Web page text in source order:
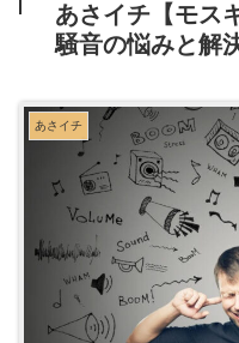
あさイチ【モス
騒音の悩みと解
あさイチ